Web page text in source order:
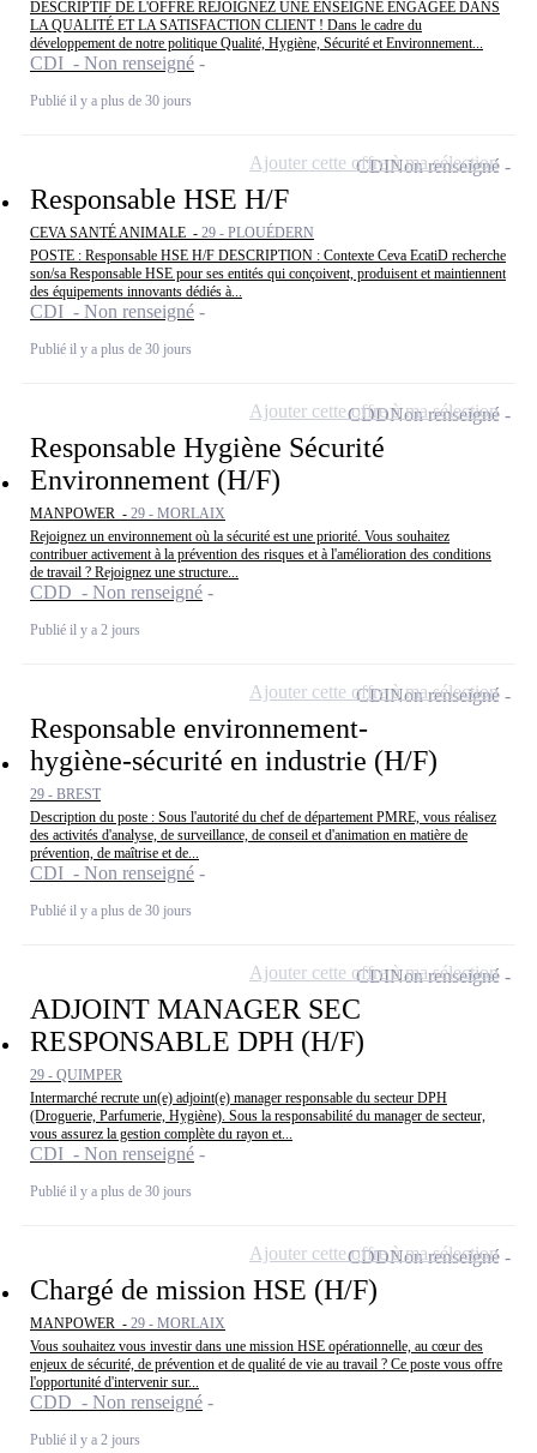
DESCRIPTIF DE L'OFFRE REJOIGNEZ UNE ENSEIGNE ENGAGÉE DANS
LA QUALITÉ ET LA SATISFACTION CLIENT ! Dans le cadre du
développement de notre politique Qualité, Hygiène, Sécurité et Environnement...
CDI - Non renseigné
Publié il y a plus de 30 jours
Responsable HSE H/F
CEVA SANTÉ ANIMALE - 29 - PLOUÉDERN
POSTE : Responsable HSE H/F DESCRIPTION : Contexte Ceva EcatiD recherche
son/sa Responsable HSE pour ses entités qui conçoivent, produisent et maintiennent
des équipements innovants dédiés à...
CDI - Non renseigné
Publié il y a plus de 30 jours
CDINon renseigné
Ajouter cette offre à ma sélection
Responsable Hygiène Sécurité
Environnement (H/F)
MANPOWER - 29 - MORLAIX
Rejoignez un environnement où la sécurité est une priorité. Vous souhaitez
contribuer activement à la prévention des risques et à l'amélioration des conditions
de travail ? Rejoignez une structure...
CDD - Non renseigné
Publié il y a 2 jours
CDDNon renseigné
Ajouter cette offre à ma sélection
Responsable environnement-
hygiène-sécurité en industrie (H/F)
29 - BREST
Description du poste : Sous l'autorité du chef de département PMRE, vous réalisez
des activités d'analyse, de surveillance, de conseil et d'animation en matière de
prévention, de maîtrise et de...
CDI - Non renseigné
Publié il y a plus de 30 jours
CDINon renseigné
Ajouter cette offre à ma sélection
ADJOINT MANAGER SEC
RESPONSABLE DPH (H/F)
29 - QUIMPER
Intermarché recrute un(e) adjoint(e) manager responsable du secteur DPH
(Droguerie, Parfumerie, Hygiène). Sous la responsabilité du manager de secteur,
vous assurez la gestion complète du rayon et...
CDI - Non renseigné
Publié il y a plus de 30 jours
CDINon renseigné
Ajouter cette offre à ma sélection
Chargé de mission HSE (H/F)
MANPOWER - 29 - MORLAIX
Vous souhaitez vous investir dans une mission HSE opérationnelle, au cœur des
enjeux de sécurité, de prévention et de qualité de vie au travail ? Ce poste vous offre
l'opportunité d'intervenir sur...
CDD - Non renseigné
Publié il y a 2 jours
CDDNon renseigné
Ajouter cette offre à ma sélection